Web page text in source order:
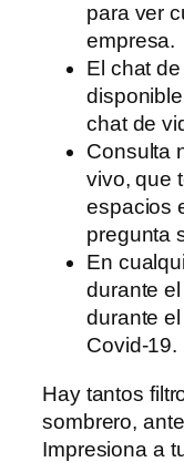
para ver
empresa.
El chat
chat de
Consulta
vivo, que
espacios
pregunta
En
durante
durante
Covid-19.
Hay tantos
sombrero,
Impresiona a